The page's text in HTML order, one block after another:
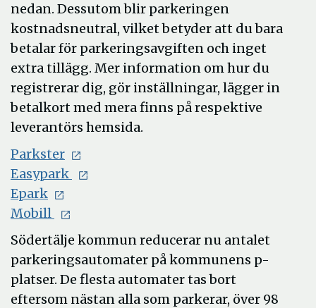
nedan. Dessutom blir parkeringen
kostnadsneutral, vilket betyder att du bara
betalar för parkeringsavgiften och inget
extra tillägg. Mer information om hur du
registrerar dig, gör inställningar, lägger in
betalkort med mera finns på respektive
leverantörs hemsida.
Parkster
Easypark
Epark
Mobill
Södertälje kommun reducerar nu antalet
parkeringsautomater på kommunens p-
platser. De flesta automater tas bort
eftersom nästan alla som parkerar, över 98